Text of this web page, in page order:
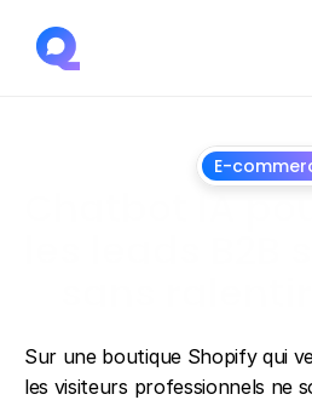
E-
Sur une boutique Shopify qui
les visiteurs professionnels ne